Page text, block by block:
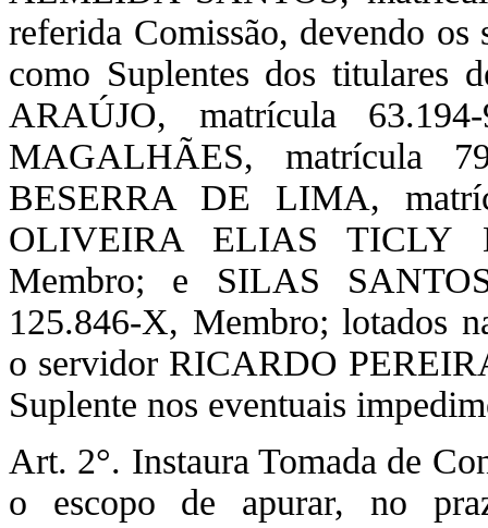
referida Comissão, devendo os
como Suplentes dos titulares
ARAÚJO, matrícula
MAGALHÃES, matrícula
BESERRA DE LIMA,
OLIVEIRA ELIAS TICLY
Membro; e SILAS
125.846-X, Membro; lotados
o servidor RICARDO
Suplente nos eventuais
Art. 2°. Instaura Tomada de
o escopo de apurar, no